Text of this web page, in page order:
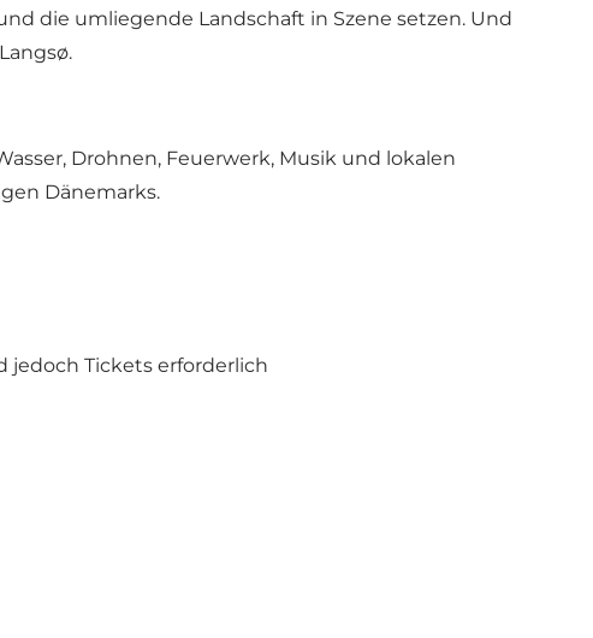
die umliegende Landschaft in Szene setzen. Und
Drohnen, Feuerwerk, Musik und lokalen
Dänemarks.
jedoch Tickets erforderlich